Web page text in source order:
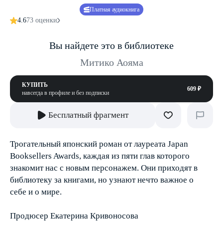
Платная аудиокнига
4.673 оценки
Вы найдете это в библиотеке
Митико Аояма
КУПИТЬ
навсегда в профиле и без подписки
609 ₽
Бесплатный фрагмент
Трогательный японский роман от лауреата Japan
Booksellers Awards, каждая из пяти глав которого
знакомит нас с новым персонажем. Они приходят в
библиотеку за книгами, но узнают нечто важное о
себе и о мире.
Продюсер Екатерина Кривоносова